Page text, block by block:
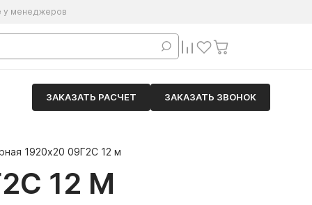
у менеджеров
ЗАКАЗАТЬ РАСЧЕТ ЗАКАЗАТЬ ЗВОНОК
1920х20 09Г2С 12 м
12 М